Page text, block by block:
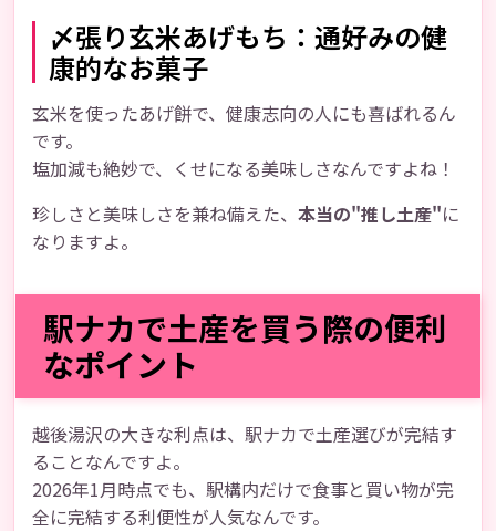
〆張り玄米あげもち：通好みの健
康的なお菓子
玄米を使ったあげ餅で、健康志向の人にも喜ばれるん
です。
塩加減も絶妙で、くせになる美味しさなんですよね！
珍しさと美味しさを兼ね備えた、 本当の"推し土産"に
なりますよ。
駅ナカで土産を買う際の便利
なポイント
越後湯沢の大きな利点は、駅ナカで土産選びが完結す
ることなんですよ。
2026年1月時点でも、駅構内だけで食事と買い物が完
全に完結する利便性が人気なんです。